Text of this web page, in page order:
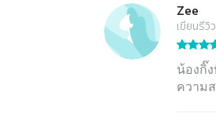
Zee
เขียนรี
น้องกิ๊
ความ